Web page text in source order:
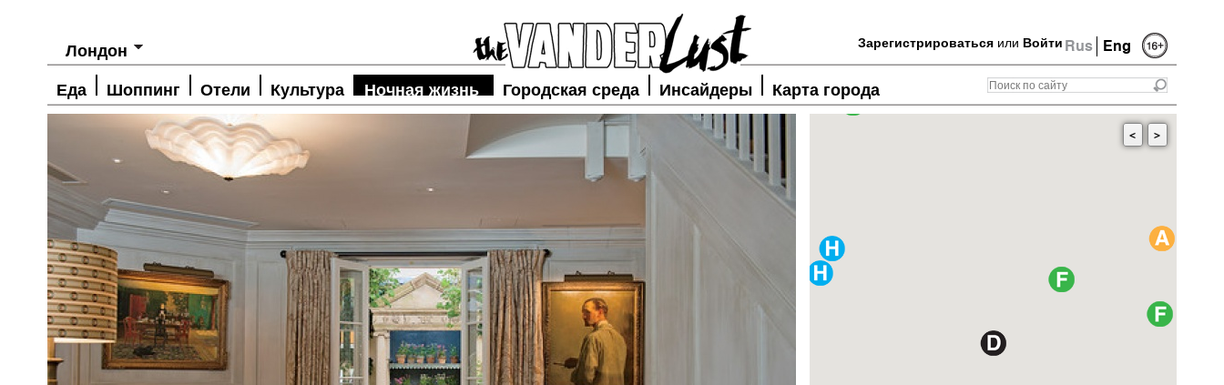
Rus Eng
Зарегистрироваться или Войти
Лондон
Еда Шоппинг Отели Культура Ночная жизнь Городская среда Инсайдеры Карта города
< >